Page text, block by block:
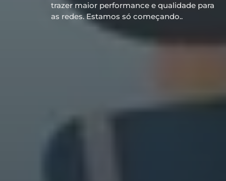
trazer maior performance e qualidade para
as redes. Estamos só começando..